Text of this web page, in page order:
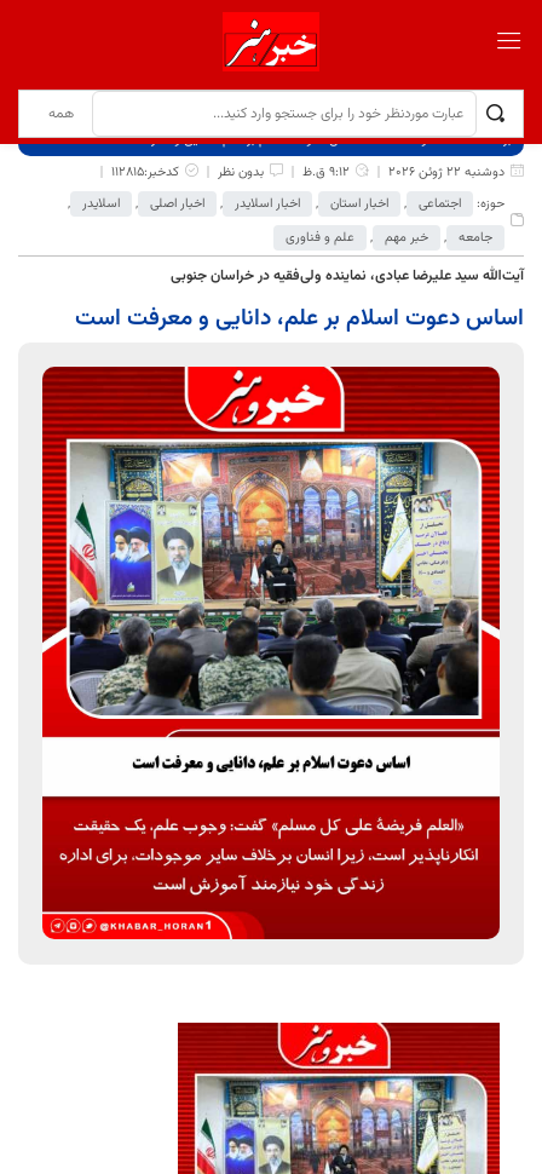
برگ نخست نوشته‌ها
اساس دعوت اسلام بر علم، دانایی و معرفت است
دوشنبه 22 ژوئن 2026
9:12 ق.ظ بدون نظر
کدخبر:112815
حوزه:
اجتماعی , اخبار استان , اخبار اسلایدر , اخبار اصلی , اسلایدر
,
جامعه , خبر مهم , علم و فناوری
آیت‌الله سید علیرضا عبادی، نماینده ولی‌فقیه در خراسان جنوبی
اساس دعوت اسلام بر علم، دانایی و معرفت است